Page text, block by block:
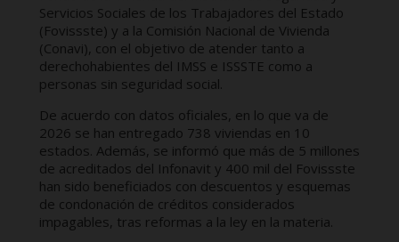
Servicios Sociales de los Trabajadores del Estado
(Fovissste) y a la Comisión Nacional de Vivienda
(Conavi), con el objetivo de atender tanto a
derechohabientes del IMSS e ISSSTE como a
personas sin seguridad social.
De acuerdo con datos oficiales, en lo que va de
2026 se han entregado 738 viviendas en 10
estados. Además, se informó que más de 5 millones
de acreditados del Infonavit y 400 mil del Fovissste
han sido beneficiados con descuentos y esquemas
de condonación de créditos considerados
impagables, tras reformas a la ley en la materia.